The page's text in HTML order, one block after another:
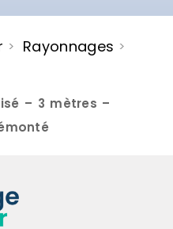
> Rayonnages >
– 3 mètres –